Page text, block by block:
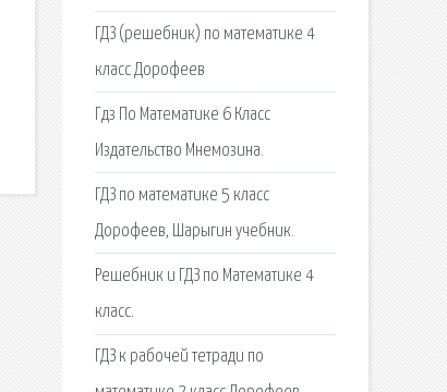
ГДЗ (решебник) по математике 4
класс Дорофеев
Гдз По Математике 6 Класс
Издательство Мнемозина.
ГДЗ по математике 5 класс
Дорофеев, Шарыгин учебник.
Решебник и ГДЗ по Математике 4
класс.
ГДЗ к рабочей тетради по